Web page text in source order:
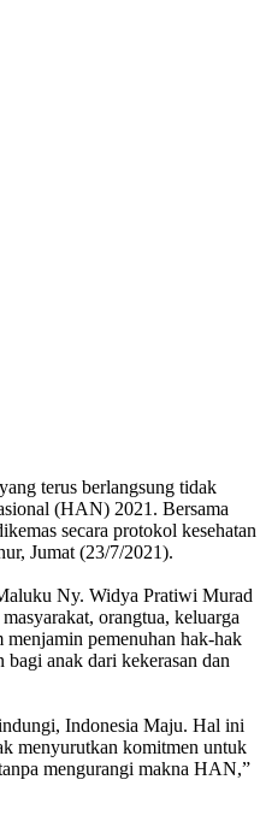
terus berlangsung tidak
(HAN) 2021. Bersama
secara protokol kesehatan
Jumat (23/7/2021).
Ny. Widya Pratiwi Murad
orangtua, keluarga
menjamin pemenuhan hak-hak
anak dari kekerasan dan
Indonesia Maju. Hal ini
menyurutkan komitmen untuk
mengurangi makna HAN,”